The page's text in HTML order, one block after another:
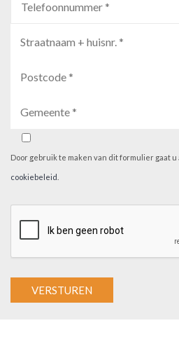
Door gebruik te maken van dit formulier gaat u
cookiebeleid